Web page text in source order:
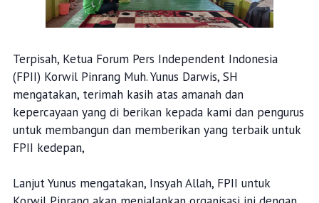
Terpisah, Ketua Forum Pers Independent Indonesia
(FPII) Korwil Pinrang Muh. Yunus Darwis, SH
mengatakan, terimah kasih atas amanah dan
kepercayaan yang di berikan kepada kami dan pengurus
untuk membangun dan memberikan yang terbaik untuk
FPII kedepan,
Lanjut Yunus mengatakan, Insyah Allah, FPII untuk